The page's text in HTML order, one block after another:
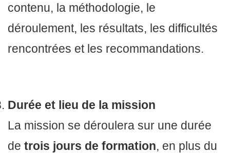
contenu, la méthodologie, le
déroulement, les résultats, les difficultés
rencontrées et les recommandations.
Durée et lieu de la mission
La mission se déroulera sur une durée
de trois jours de formation, en plus du